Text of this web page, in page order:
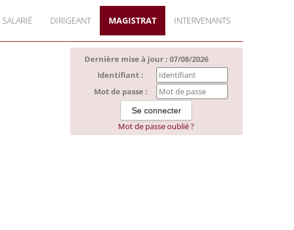
SALARIÉ DIRIGEANT MAGISTRAT INTERVENANTS
Dernière mise à jour : 07/08/2026
Identifiant :
Mot de passe :
Mot de passe oublié ?